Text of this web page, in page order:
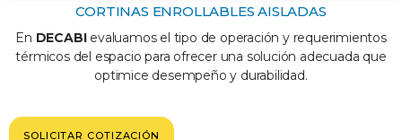
CORTINAS ENROLLABLES AISLADAS
En DECABIevaluamos el tipo de operación y requerimientos
térmicos del espacio para ofrecer una solución adecuada que
optimice desempeño y durabilidad.
SOLICITAR COTIZACIÓN